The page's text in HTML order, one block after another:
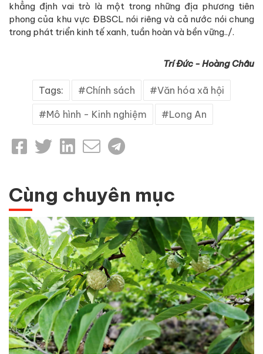
khẳng định vai trò là một trong những địa phương tiên
phong của khu vực ĐBSCL nói riêng và cả nước nói chung
trong phát triển kinh tế xanh, tuần hoàn và bền vững../.
Trí Đức - Hoàng Châu
Tags: Chính sách Văn hóa xã hội
Mô hình - Kinh nghiệm Long An
Cùng chuyên mục